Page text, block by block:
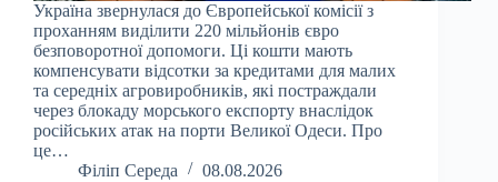
Україна звернулася до Європейської комісії з
проханням виділити 220 мільйонів євро
безповоротної допомоги. Ці кошти мають
компенсувати відсотки за кредитами для малих
та середніх агровиробників, які постраждали
через блокаду морського експорту внаслідок
російських атак на порти Великої Одеси. Про
це…
Філіп Середа
08.08.2026